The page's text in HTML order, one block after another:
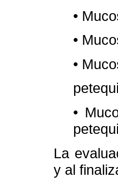
•
•
•
•
La
y al